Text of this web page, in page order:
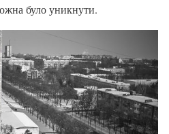
було уникнути.